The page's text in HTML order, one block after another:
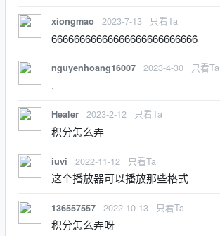
xiongmao 2023-7-13 只看Ta
66666666666666666666666666
nguyenhoang16007 2023-4-30 只看Ta
.
Healer 2023-2-12 只看Ta
积分怎么弄
iuvi 2022-11-12 只看Ta
这个播放器可以播放那些格式
136557557 2022-10-13 只看Ta
积分怎么弄呀